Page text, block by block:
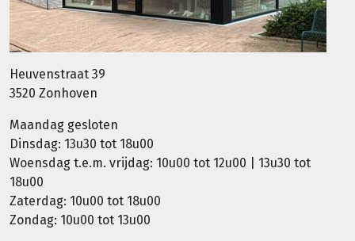
Heuvenstraat 39
3520 Zonhoven
Maandag gesloten
Dinsdag: 13u30 tot 18u00
Woensdag t.e.m. vrijdag: 10u00 tot 12u00 | 13u30 tot
18u00
Zaterdag: 10u00 tot 18u00
Zondag: 10u00 tot 13u00